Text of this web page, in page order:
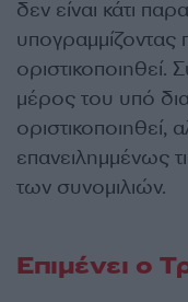
δεν είναι κάτι
υπογραμμίζοντας
μέρος του υπό
επανειλημμένως
των συνομιλιών.
Επιμένει ο